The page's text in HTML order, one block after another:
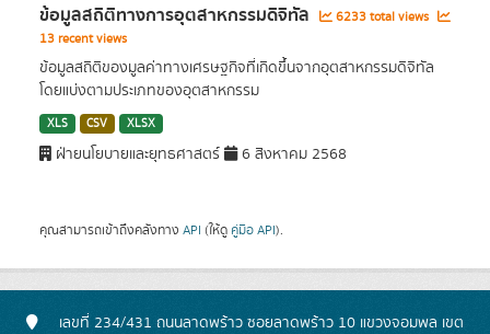
ข้อมูลสถิติทางการอุตสาหกรรมดิจิทัล
6233 total views
13 recent views
ข้อมูลสถิติของมูลค่าทางเศรษฐกิจที่เกิดขึ้นจากอุตสาหกรรมดิจิทัล
โดยแบ่งตามประเภทของอุตสาหกรรม
XLS CSV XLSX
ฝ่ายนโยบายและยุทธศาสตร์ 6 สิงหาคม 2568
คุณสามารถเข้าถึงคลังทาง API (ให้ดู คู่มือ API).
เลขที่ 234/431 ถนนลาดพร้าว ซอยลาดพร้าว 10 แขวงจอมพล เขต